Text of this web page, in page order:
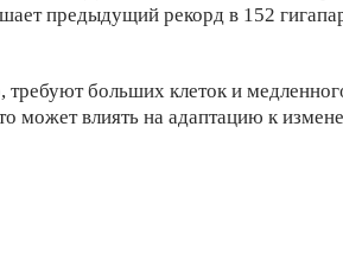
предыдущий рекорд в 152
больших клеток и
может влиять на адаптацию к